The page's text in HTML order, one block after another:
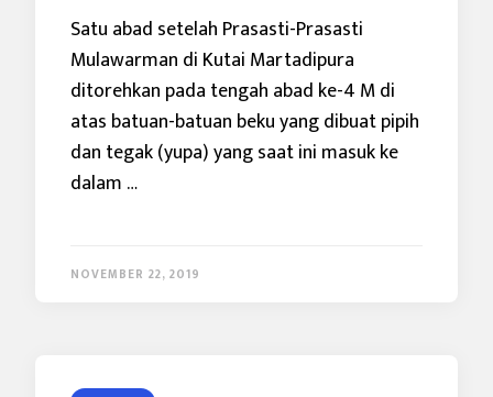
Satu abad setelah Prasasti-Prasasti
Mulawarman di Kutai Martadipura
ditorehkan pada tengah abad ke-4 M di
atas batuan-batuan beku yang dibuat pipih
dan tegak (yupa) yang saat ini masuk ke
dalam …
NOVEMBER 22, 2019